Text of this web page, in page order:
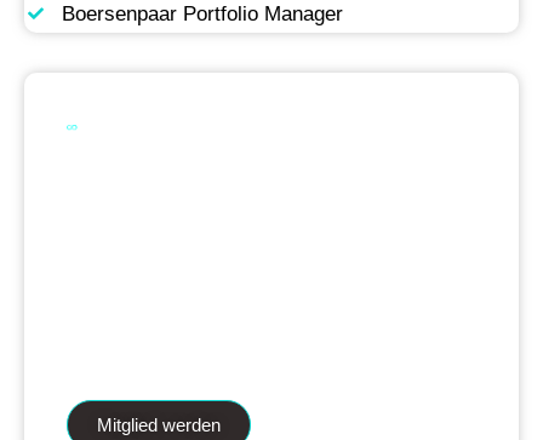
Boersenpaar Portfolio Manager
Mitglied werden